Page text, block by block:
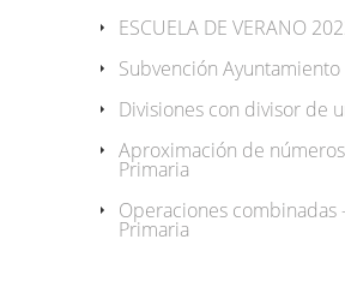
ESCUELA DE VERANO
Subvención
Divisiones con divisor de
Aproximación de
Primaria
Operaciones combinadas
Primaria